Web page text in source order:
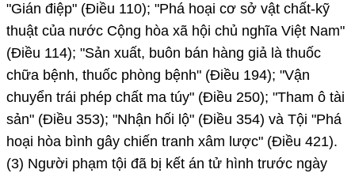
"Gián điệp" (Điều 110); "Phá hoại cơ sở vật chất-kỹ
thuật của nước Cộng hòa xã hội chủ nghĩa Việt Nam"
(Điều 114); "Sản xuất, buôn bán hàng giả là thuốc
chữa bệnh, thuốc phòng bệnh" (Điều 194); "Vận
chuyển trái phép chất ma túy" (Điều 250); "Tham ô tài
sản" (Điều 353); "Nhận hối lộ" (Điều 354) và Tội "Phá
hoại hòa bình gây chiến tranh xâm lược" (Điều 421).
(3) Người phạm tội đã bị kết án tử hình trước ngày